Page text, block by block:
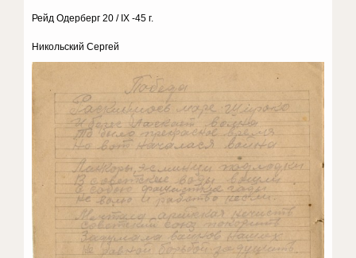
Рейд Одерберг 20 / IХ -45 г.
Никольский Сергей